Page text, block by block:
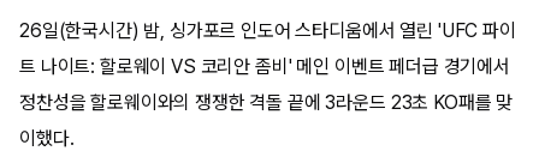
26일(한국시간) 밤, 싱가포르 인도어 스타디움에서 열린 'UFC 파이
트 나이트: 할로웨이 VS 코리안 좀비' 메인 이벤트 페더급 경기에서
정찬성을 할로웨이와의 쟁쟁한 격돌 끝에 3라운드 23초 KO패를 맞
이했다.